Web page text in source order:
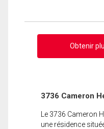
Obtenir
3736 Cameron
Le 3736 Cameron
une résidence